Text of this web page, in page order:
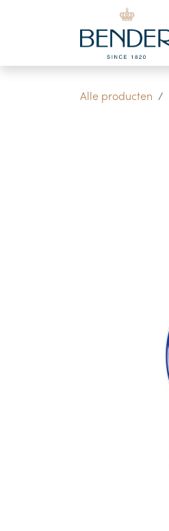
Overslaan naar inhoud
Alle producten